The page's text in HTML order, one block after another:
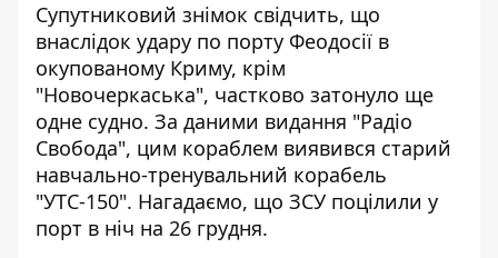
Супутниковий знімок свідчить, що
внаслідок удару по порту Феодосії в
окупованому Криму, крім
"Новочеркаська", частково затонуло ще
одне судно. За даними видання "Радіо
Свобода", цим кораблем виявився старий
навчально-тренувальний корабель
"УТС-150". Нагадаємо, що ЗСУ поцілили у
порт в ніч на 26 грудня.